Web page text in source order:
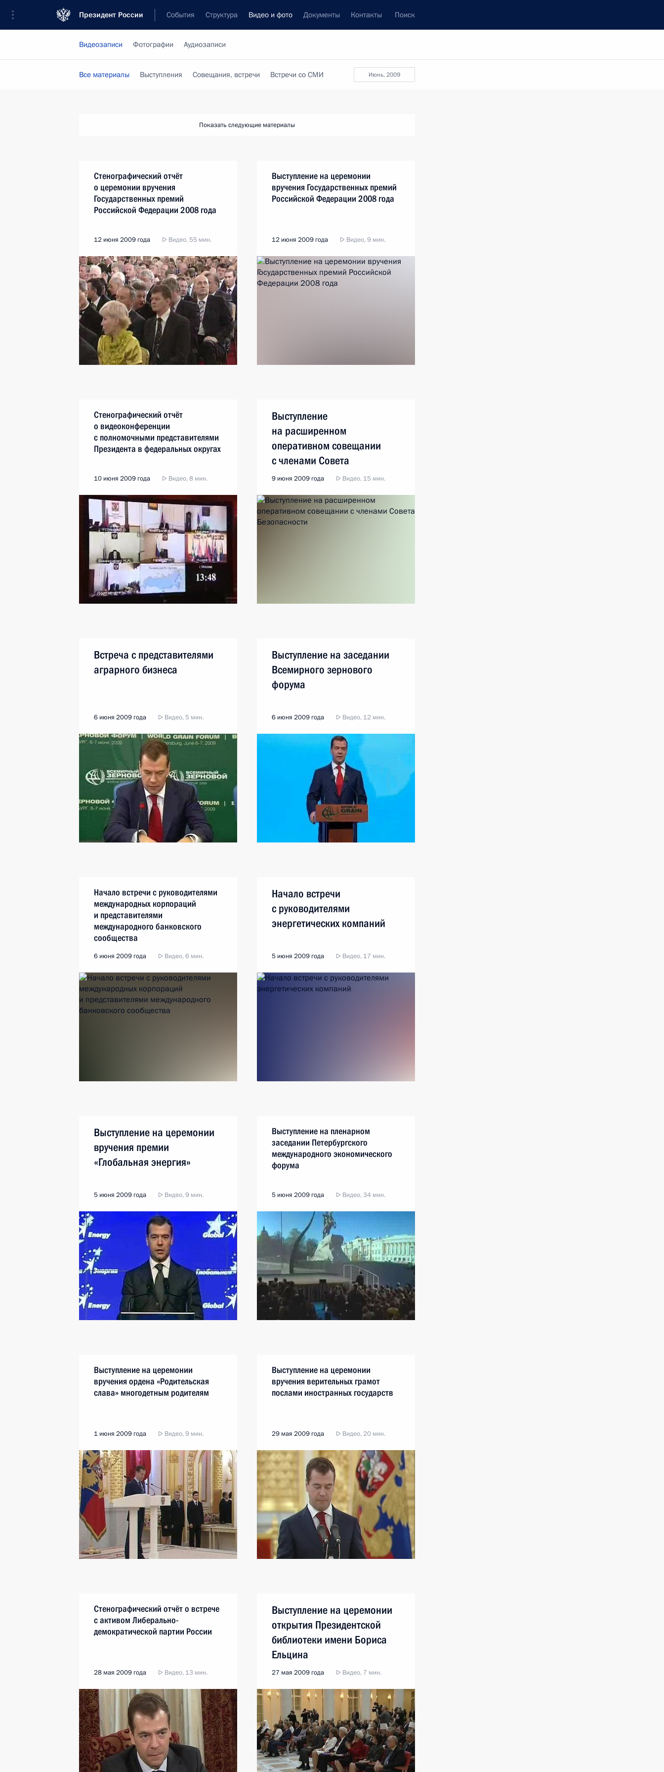
Президент России События Структура Видео и фото Документы Контакты Поиск
Видеозаписи Фотографии Аудиозаписи
июнь, 2009
Все материалы Выступления Совещания, встречи Встречи со СМИ
Показать следующие материалы
Стенографический отчёт
о церемонии вручения
Государственных премий
Российской Федерации 2008 года
12 июня 2009 года Видео, 55 мин.
Выступление на церемонии
вручения Государственных премий
Российской Федерации 2008 года
12 июня 2009 года Видео, 9 мин.
Стенографический отчёт
о видеоконференции
с полномочными представителями
Президента в федеральных округах
10 июня 2009 года Видео, 8 мин.
Выступление
на расширенном
оперативном совещании
с членами Совета
Безопасности
9 июня 2009 года Видео, 15 мин.
Встреча с представителями
аграрного бизнеса
6 июня 2009 года Видео, 5 мин.
Выступление на заседании
Всемирного зернового
форума
6 июня 2009 года Видео, 12 мин.
Начало встречи с руководителями
международных корпораций
и представителями
международного банковского
сообщества
6 июня 2009 года Видео, 6 мин.
Начало встречи
с руководителями
энергетических компаний
5 июня 2009 года Видео, 17 мин.
Выступление на церемонии
вручения премии
«Глобальная энергия»
5 июня 2009 года Видео, 9 мин.
Выступление на пленарном
заседании Петербургского
международного экономического
форума
5 июня 2009 года Видео, 34 мин.
Выступление на церемонии
вручения ордена «Родительская
слава» многодетным родителям
1 июня 2009 года Видео, 9 мин.
Выступление на церемонии
вручения верительных грамот
послами иностранных государств
29 мая 2009 года Видео, 20 мин.
Стенографический отчёт о встрече
с активом Либерально-
демократической партии России
28 мая 2009 года Видео, 13 мин.
Выступление на церемонии
открытия Президентской
библиотеки имени Бориса
Ельцина
27 мая 2009 года Видео, 7 мин.